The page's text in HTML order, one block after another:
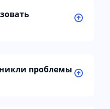
проблемы